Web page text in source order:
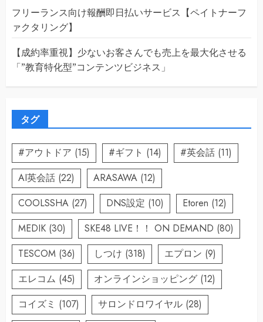
フリーランス向け報酬即日払いサービス【ペイトナーフ
ァクタリング】
【成約率重視】少ないお客さんでも売上を最大化させる
「”教育特化型”コンテンツビジネス」
タグ
#アウトドア (15) #ギフト (14) #英会話 (11)
AI英会話 (22) ARASAWA (12)
COOLSSHA (27) DNS設定 (10) Etoren (12)
MEDIK (30) SKE48 LIVE！！ ON DEMAND (80)
TESCOM (36) しつけ (318) エプロン (9)
エレコム (45) オンラインショッピング (12)
コイズミ (107) サロンドロワイヤル (28)